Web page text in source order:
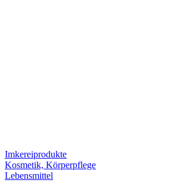
Imkereiprodukte
Kosmetik, Körperpflege
Lebensmittel